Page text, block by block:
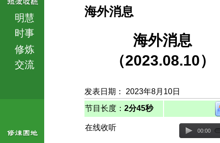
明慧
时事
修炼
交流
海外消息
海外消息
（2023.08.10）
发表日期： 2023年8月10日
节目长度： 2分45秒
在线收听 00:00